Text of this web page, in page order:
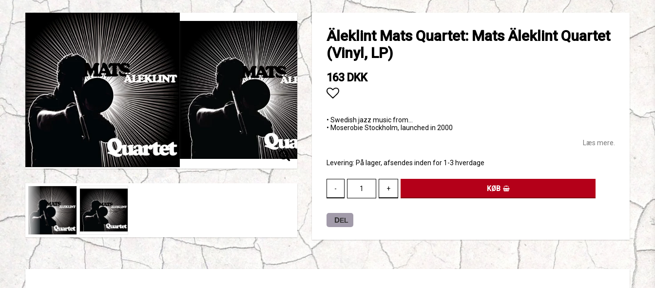
Äleklint Mats Quartet: Mats Äleklint Quartet
(Vinyl, LP)
163 DKK
• Swedish jazz music from…
• Moserobie Stockholm, launched in 2000
Læs mere.
Levering: På lager, afsendes inden for 1-3 hverdage
- + KØB
DEL